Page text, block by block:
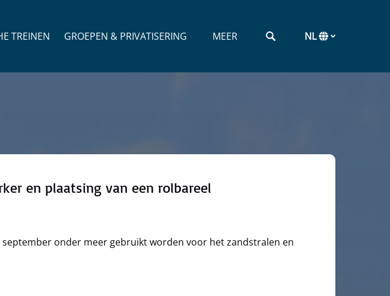
TREINEN GROEPEN & PRIVATISERING MEER
Menu
taal
NL
en plaatsing van een rolbareel
onder meer gebruikt worden voor het zandstralen en